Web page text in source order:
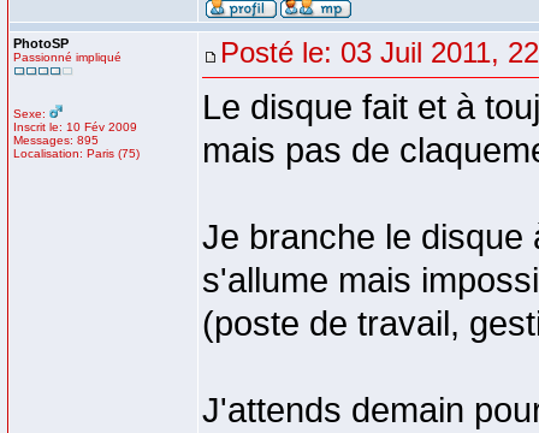
PhotoSP
Passionné impliqué
Sexe:
Inscrit le: 10 Fév 2009
Messages: 895
Localisation: Paris (75)
Posté le: 03 Juil 2011,
Le disque fait et à
mais pas de
Je branche le disque
s'allume mais
(poste de travail,
J'attends demain